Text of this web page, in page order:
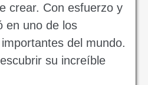
crear. Con esfuerzo y
en uno de los
del mundo.
su increíble